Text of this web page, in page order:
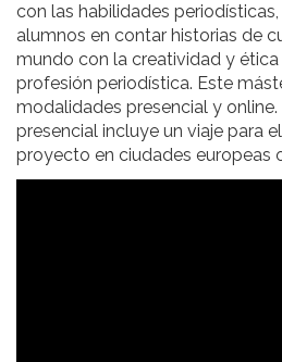
con las habilidades
alumnos en contar historias de
mundo con la creatividad y ética
profesión periodística. Este
modalidades presencial y
presencial incluye un viaje para
proyecto en ciudades europeas